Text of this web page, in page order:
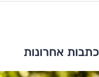
כתבות אחרונות